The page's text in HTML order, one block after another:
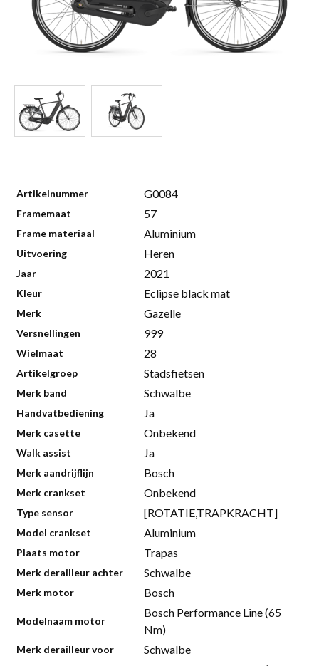
Artikelnummer G0084
Framemaat 57
Frame materiaal Aluminium
Uitvoering Heren
Jaar 2021
Kleur Eclipse black mat
Merk Gazelle
Versnellingen 999
Wielmaat 28
Artikelgroep Stadsfietsen
Merk band Schwalbe
Handvatbediening Ja
Merk casette Onbekend
Walk assist Ja
Merk aandrijflijn Bosch
Merk crankset Onbekend
Type sensor [ROTATIE,TRAPKRACHT]
Model crankset Aluminium
Plaats motor Trapas
Merk derailleur achter Schwalbe
Merk motor Bosch
Modelnaam motor
Bosch Performance Line (65
Nm)
Merk derailleur voor
Schwalbe